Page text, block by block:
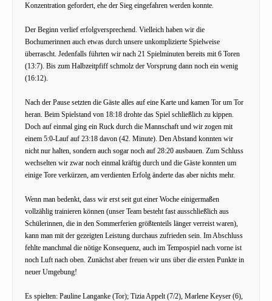
Konzentration gefordert, ehe der Sieg eingefahren werden konnte.
Der Beginn verlief erfolgversprechend. Vielleich haben wir die
Bochumerinnen auch etwas durch unsere unkomplizierte Spielweise
überrascht. Jedenfalls führten wir nach 21 Spielminuten bereits mit 6 Toren
(13:7). Bis zum Halbzeitpfiff schmolz der Vorsprung dann noch ein wenig
(16:12).
Nach der Pause setzten die Gäste alles auf eine Karte und kamen Tor um Tor
heran. Beim Spielstand von 18:18 drohte das Spiel schließlich zu kippen.
Doch auf einmal ging ein Ruck durch die Mannschaft und wir zogen mit
einem 5:0-Lauf auf 23:18 davon (42. Minute). Den Abstand konnten wir
nicht nur halten, sondern auch sogar noch auf 28:20 ausbauen. Zum Schluss
wechselten wir zwar noch einmal kräftig durch und die Gäste konnten um
einige Tore verkürzen, am verdienten Erfolg änderte das aber nichts mehr.
Wenn man bedenkt, dass wir erst seit gut einer Woche einigermaßen
vollzählig trainieren können (unser Team besteht fast ausschließlich aus
Schülerinnen, die in den Sommerferien größtenteils länger verreist waren),
kann man mit der gezeigten Leistung durchaus zufrieden sein. Im Abschluss
fehlte manchmal die nötige Konsequenz, auch im Tempospiel nach vorne ist
noch Luft nach oben. Zunächst aber freuen wir uns über die ersten Punkte in
neuer Umgebung!
Es spielten: Pauline Langanke (Tor); Tizia Appelt (7/2), Marlene Keyser (6),